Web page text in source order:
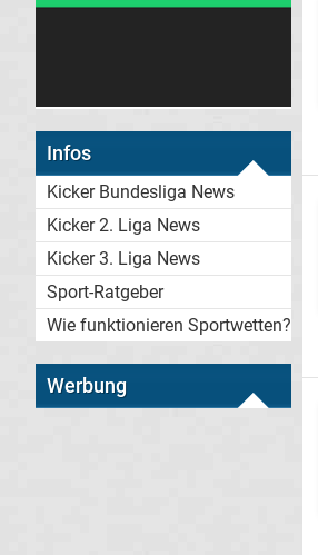
Infos
Kicker Bundesliga News
Kicker 2. Liga News
Kicker 3. Liga News
Sport-Ratgeber
Wie funktionieren Sportwetten?
Werbung